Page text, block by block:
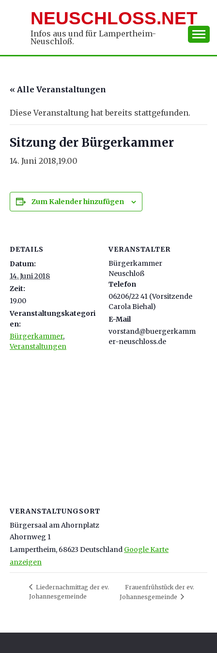
NEUSCHLOSS.NET
Infos aus und für Lampertheim-
Neuschloß.
« Alle Veranstaltungen
Diese Veranstaltung hat bereits stattgefunden.
Sitzung der Bürgerkammer
14. Juni 2018,19.00
Zum Kalender hinzufügen
DETAILS
Datum:
14. Juni 2018
Zeit:
19.00
Veranstaltungskategori
en:
Bürgerkammer,
Veranstaltungen
VERANSTALTER
Bürgerkammer
Neuschloß
Telefon
06206/22 41 (Vorsitzende
Carola Biehal)
E-Mail
vorstand@buergerkamm
er-neuschloss.de
VERANSTALTUNGSORT
Bürgersaal am Ahornplatz
Ahornweg 1
Lampertheim, 68623 Deutschland Google Karte
anzeigen
Liedernachmittag der ev.
Johannesgemeinde
Frauenfrühstück der ev.
Johannesgemeinde